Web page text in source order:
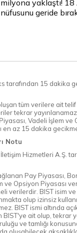
milyona yaklaştı!
nüfusunu geride
tarafından 15 dakika
tüm verilere ait
tekrar
Vadeli İşlem ve
en az 15 dakika
Notu
Hizmetleri A.Ş.
Pay Piyasası,
ve Opsiyon Piyasası
verilerdir. BIST isim
olup izinsiz
BIST ismi altında
BIST'ye ait olup, tekrar
ve tamlığı